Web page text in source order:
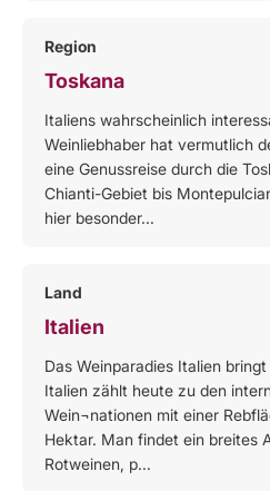
Region
Toskana
Italiens wahrscheinlich
Weinliebhaber hat vermutlich
eine Genussreise durch die
Chianti-Gebiet bis
hier besonder...
Land
Italien
Das Weinparadies Italien
Italien zählt heute zu den
Wein¬nationen mit einer
Hektar. Man findet ein breites
Rotweinen, p...